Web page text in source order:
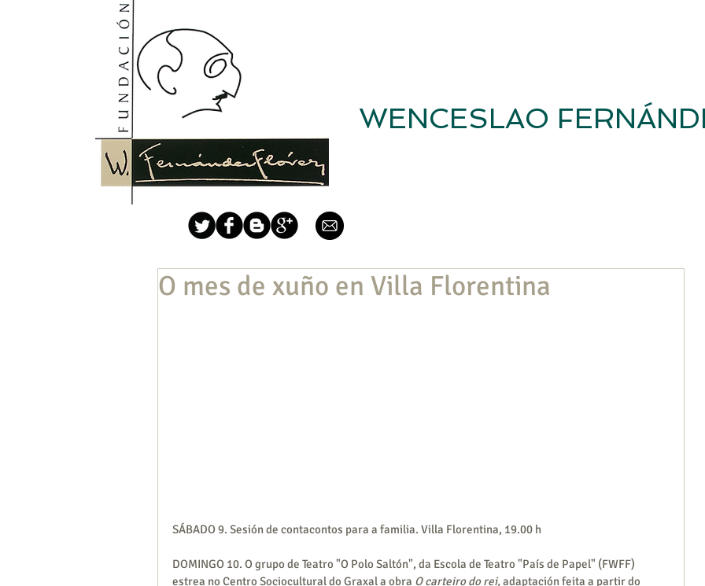
WENCESLAO
O mes de xuño en Villa Florentina
SÁBADO 9. Sesión de contacontos para a familia. Villa Florentina, 19.00 h
DOMINGO 10. O grupo de Teatro "O Polo Saltón", da Escola de Teatro "País de Papel" (FWFF)
estrea no Centro Sociocultural do Graxal a obra O carteiro do rei, adaptación feita a partir do